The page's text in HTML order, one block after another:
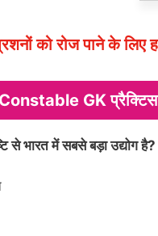
को रोज पाने के
GK प्रैक्टिस
से भारत में सबसे बड़ा उद्योग है?